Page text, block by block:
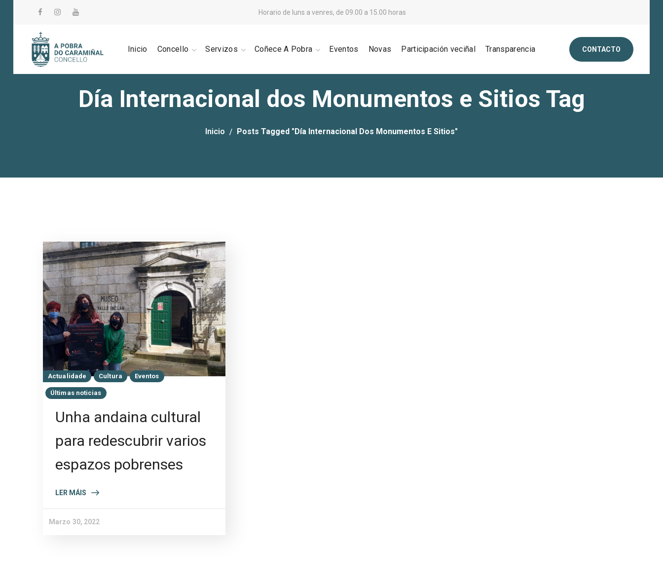
Horario de luns a venres, de 09.00 a 15.00 horas
Inicio Concello Servizos Coñece A Pobra Eventos Novas Participación veciñal Transparencia CONTACTO
Día Internacional dos Monumentos e Sitios Tag
Inicio Posts Tagged "Día Internacional Dos Monumentos E Sitios"
Actualidade Cultura Eventos
Últimas noticias
Unha andaina cultural
para redescubrir varios
espazos pobrenses
LER MÁIS
Marzo 30, 2022